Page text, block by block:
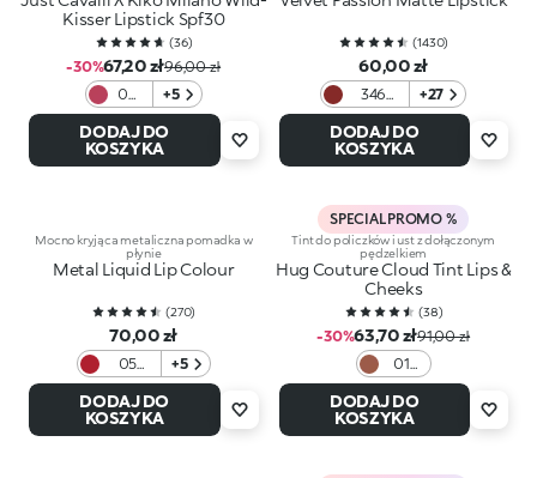
Kisser Lipstick Spf30
(36)
-30%67,20 zł96,00 zł
06
Stay
Wild
+5
DODAJ DO
KOSZYKA
(1430)
60,00 zł
346
Intense
Red
+27
DODAJ DO
KOSZYKA
Mocno kryjąca metaliczna pomadka w
płynie
Metal Liquid Lip Colour
(270)
70,00 zł
05
Classic
Red
+5
DODAJ DO
KOSZYKA
SPECIAL PROMO %
Tint do policzków i ust z dołączonym
pędzelkiem
Hug Couture Cloud Tint Lips &
Cheeks
(38)
-30%63,70 zł91,00 zł
01
Fluffy
Flush
DODAJ DO
KOSZYKA